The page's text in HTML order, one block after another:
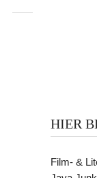
HIER
Film- &